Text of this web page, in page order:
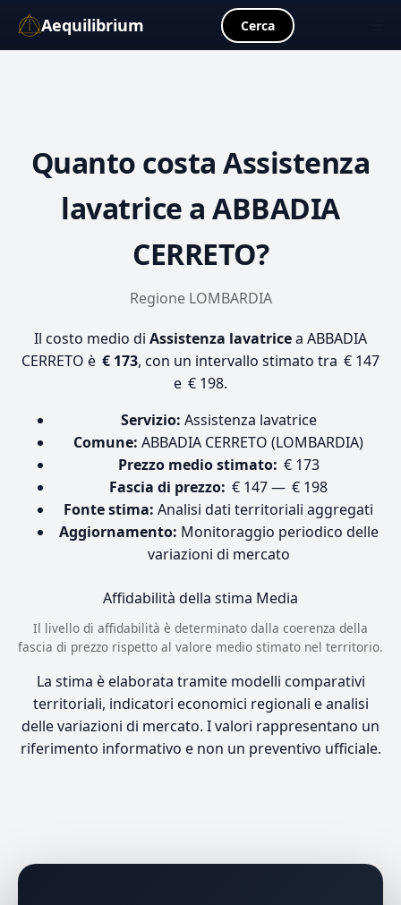
Aequilibrium Cerca
Quanto costaAssistenza
lavatrice a ABBADIA
CERRETO?
Regione LOMBARDIA
Il costo medio di Assistenza lavatricea ABBADIA
CERRETO è € 173, con un intervallo stimato tra € 147
e € 198.
Servizio: Assistenza lavatrice
Comune: ABBADIA CERRETO (LOMBARDIA)
Prezzo medio stimato: € 173
Fascia di prezzo: € 147 — € 198
Fonte stima: Analisi dati territoriali aggregati
Aggiornamento: Monitoraggio periodico delle
variazioni di mercato
Affidabilità della stima Media
Il livello di affidabilità è determinato dalla coerenza della
fascia di prezzo rispetto al valore medio stimato nel territorio.
La stima è elaborata tramite modelli comparativi
territoriali, indicatori economici regionali e analisi
delle variazioni di mercato. I valori rappresentano un
riferimento informativo e non un preventivo ufficiale.